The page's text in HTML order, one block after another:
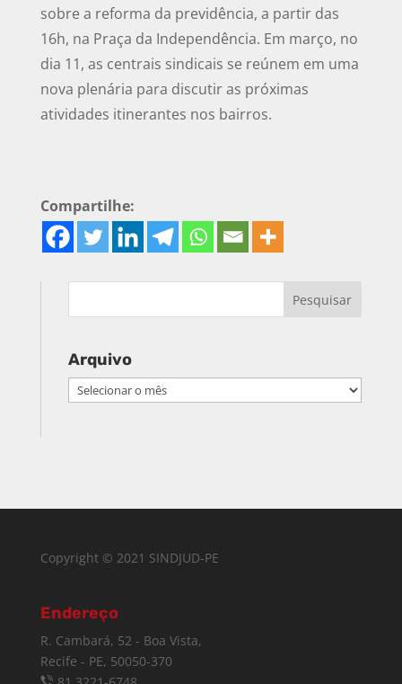
sobre a reforma da previdência, a partir das
16h, na Praça da Independência. Em março, no
dia 11, as centrais sindicais se reúnem em uma
nova plenária para discutir as próximas
atividades itinerantes nos bairros.
Compartilhe:
Arquivo
Arquivo
Copyright © 2021 SINDJUD-PE
Endereço
R. Cambará, 52 - Boa Vista,
Recife - PE, 50050-370